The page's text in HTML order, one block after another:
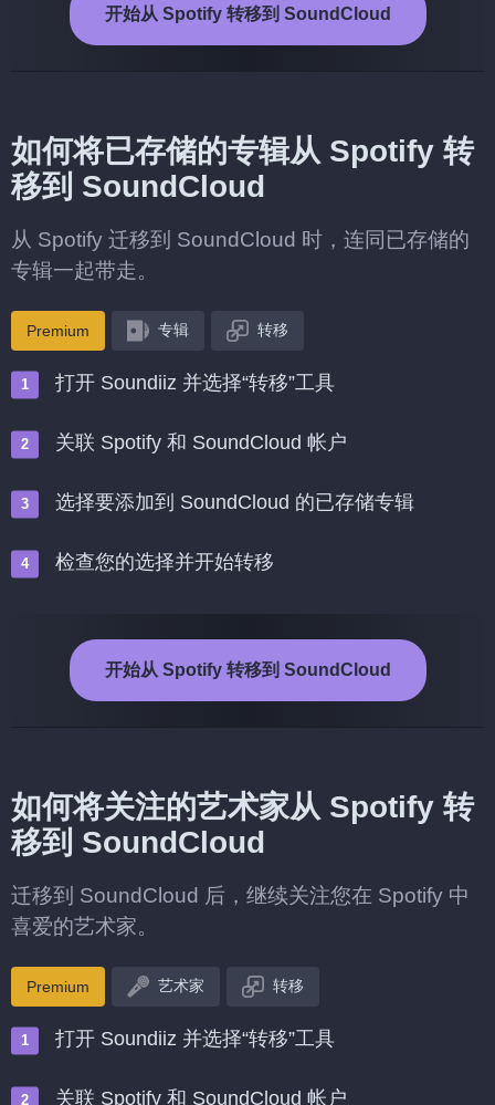
开始从 Spotify 转移到 SoundCloud
如何将已存储的专辑从 Spotify 转
移到 SoundCloud
从 Spotify 迁移到 SoundCloud 时，连同已存储的
专辑一起带走。
Premium 专辑 转移
打开 Soundiiz 并选择“转移”工具
关联 Spotify 和 SoundCloud 帐户
选择要添加到 SoundCloud 的已存储专辑
检查您的选择并开始转移
开始从 Spotify 转移到 SoundCloud
如何将关注的艺术家从 Spotify 转
移到 SoundCloud
迁移到 SoundCloud 后，继续关注您在 Spotify 中
喜爱的艺术家。
Premium 艺术家 转移
打开 Soundiiz 并选择“转移”工具
关联 Spotify 和 SoundCloud 帐户